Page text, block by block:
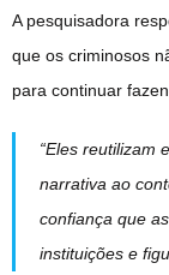
A pesquisadora
que os criminosos
para continuar
“Eles reutilizam
narrativa ao
confiança que
instituições e